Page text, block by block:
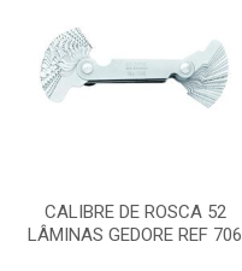
CALIBRE DE ROSCA 52
LÂMINAS GEDORE REF 706